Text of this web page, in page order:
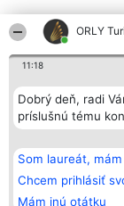
ORLY
11:18
Dobrý deň, radi
príslušnú tému
Som laureát,
Chcem prihlásiť
Mám inú otátku
Organizátor
Bright Side Solutions sp. z
o. sp. k.
Wrocław 50-079
KRS 0000749100 | Regon
381313360 | NIP
+48 508 492 400